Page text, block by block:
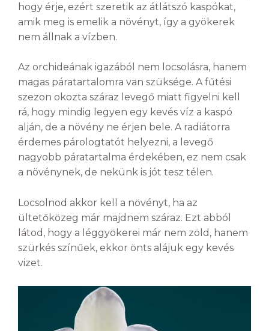
hogy érje, ezért szeretik az átlátszó kaspókat,
amik meg is emelik a növényt, így a gyökerek
nem állnak a vízben.
Az orchideának igazából nem locsolásra, hanem
magas páratartalomra van szüksége. A fűtési
szezon okozta száraz levegő miatt figyelni kell
rá, hogy mindig legyen egy kevés víz a kaspó
alján, de a növény ne érjen bele. A radiátorra
érdemes párologtatót helyezni, a levegő
nagyobb páratartalma érdekében, ez nem csak
a növénynek, de nekünk is jót tesz télen.
Locsolnod akkor kell a növényt, ha az
ültetőközeg már majdnem száraz. Ezt abból
látod, hogy a léggyökerei már nem zöld, hanem
szürkés színűek, ekkor önts alájuk egy kevés
vizet.